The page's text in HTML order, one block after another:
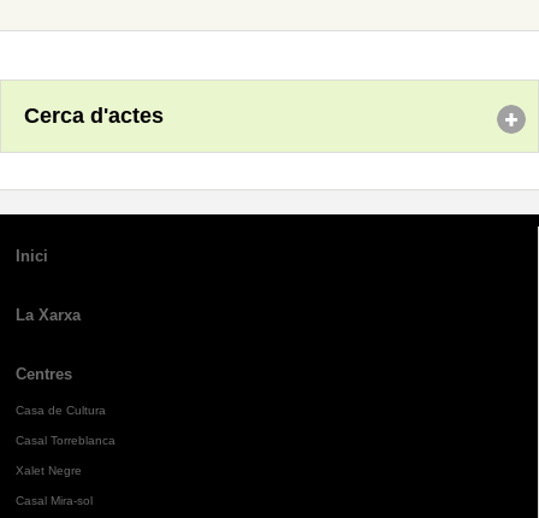
Cerca d'actes
Inici
La Xarxa
Centres
Casa de Cultura
Casal Torreblanca
Xalet Negre
Casal Mira-sol